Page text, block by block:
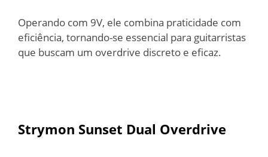
Operando com 9V, ele combina praticidade com
eficiência, tornando-se essencial para guitarristas
que buscam um overdrive discreto e eficaz.
Strymon Sunset Dual Overdrive